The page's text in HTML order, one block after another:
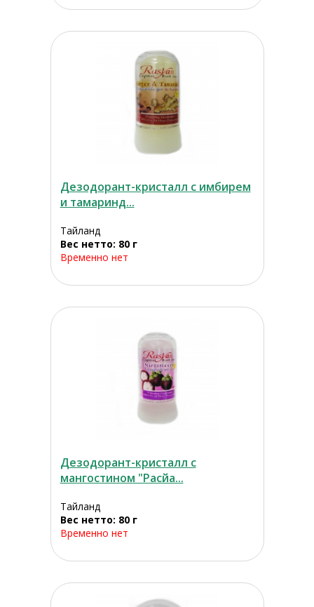
Дезодорант-кристалл с имбирем
и тамаринд...
Тайланд
Вес нетто: 80 г
Временно нет
Дезодорант-кристалл с
мангoстином "Расйа...
Тайланд
Вес нетто: 80 г
Временно нет